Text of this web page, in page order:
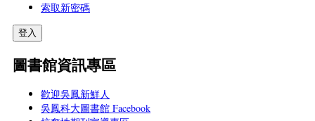
索取新密碼
圖書館資訊專區
歡迎吳鳳新鮮人
吳鳳科大圖書館 Facebook